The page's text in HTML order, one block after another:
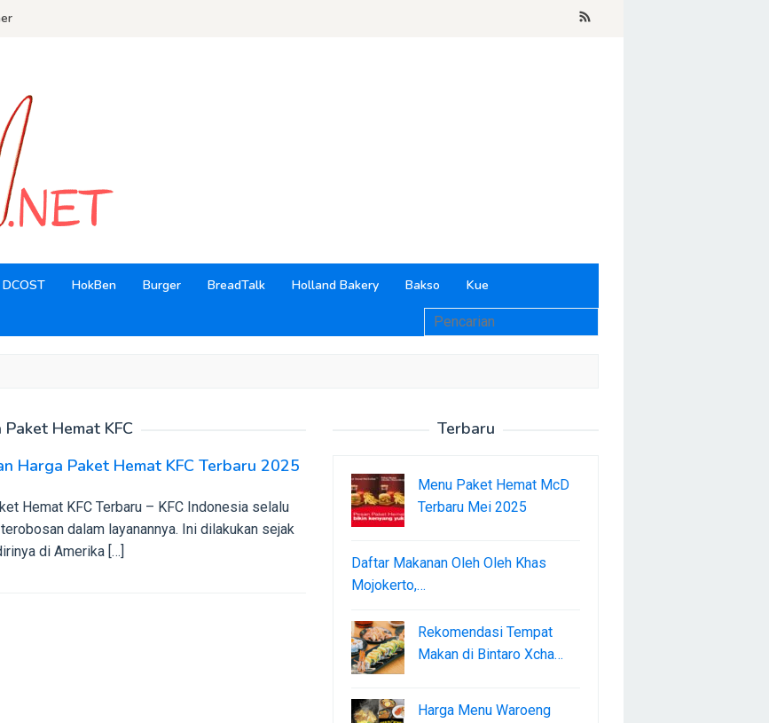
DCOST HokBen Burger BreadTalk Holland Bakery Bakso Kue
Paket Hemat KFC
Harga Paket Hemat KFC Terbaru 2025
Hemat KFC Terbaru – KFC Indonesia selalu
dalam layanannya. Ini dilakukan sejak
di Amerika […]
Terbaru
Menu Paket Hemat McD
Terbaru Mei 2025
Daftar Makanan Oleh Oleh Khas
Mojokerto,…
Rekomendasi Tempat
Makan di Bintaro Xcha…
Harga Menu Waroeng